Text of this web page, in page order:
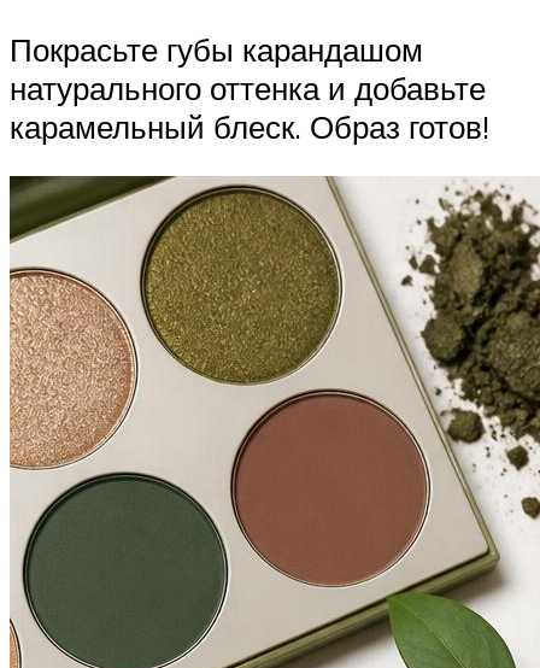
Покрасьте губы карандашом
натурального оттенка и добавьте
карамельный блеск. Образ готов!